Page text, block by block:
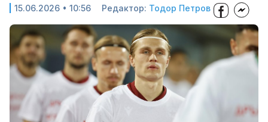
15.06.2026 • 10:56 Редактор: Тодор Петров